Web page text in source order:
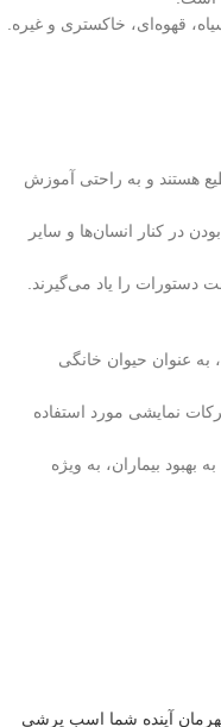
قهوه‌ای، خاکستری و غیره.
هستند و به راحتی آموزش
در کنار انسان‌ها و سایر
دستورات را یاد می‌گیرند.
به عنوان حیوان خانگی
نمایشی مورد استفاده
بیماران، به ویژه